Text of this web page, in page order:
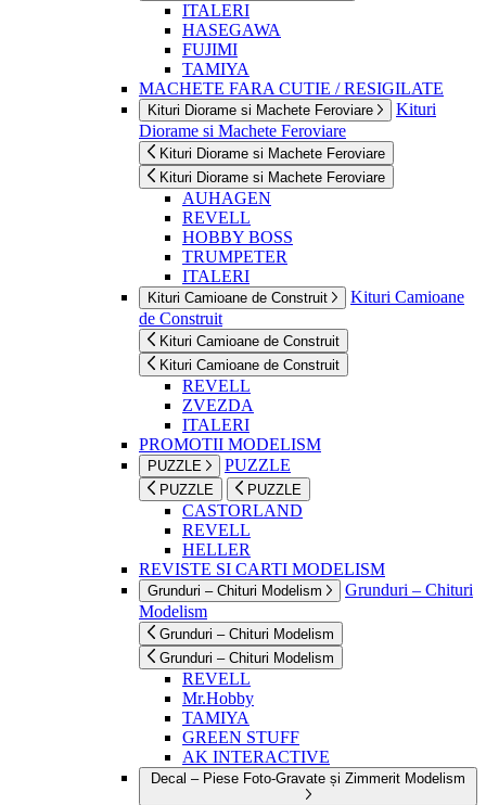
ITALERI
HASEGAWA
FUJIMI
TAMIYA
MACHETE FARA CUTIE / RESIGILATE
Kituri Diorame si Machete Feroviare
Kituri
Diorame si Machete Feroviare
Kituri Diorame si Machete Feroviare
Kituri Diorame si Machete Feroviare
AUHAGEN
REVELL
HOBBY BOSS
TRUMPETER
ITALERI
Kituri Camioane de Construit
Kituri Camioane
de Construit
Kituri Camioane de Construit
Kituri Camioane de Construit
REVELL
ZVEZDA
ITALERI
PROMOTII MODELISM
PUZZLE PUZZLE
PUZZLE PUZZLE
CASTORLAND
REVELL
HELLER
REVISTE SI CARTI MODELISM
Grunduri – Chituri Modelism
Grunduri – Chituri
Modelism
Grunduri – Chituri Modelism
Grunduri – Chituri Modelism
REVELL
Mr.Hobby
TAMIYA
GREEN STUFF
AK INTERACTIVE
Decal – Piese Foto-Gravate și Zimmerit Modelism